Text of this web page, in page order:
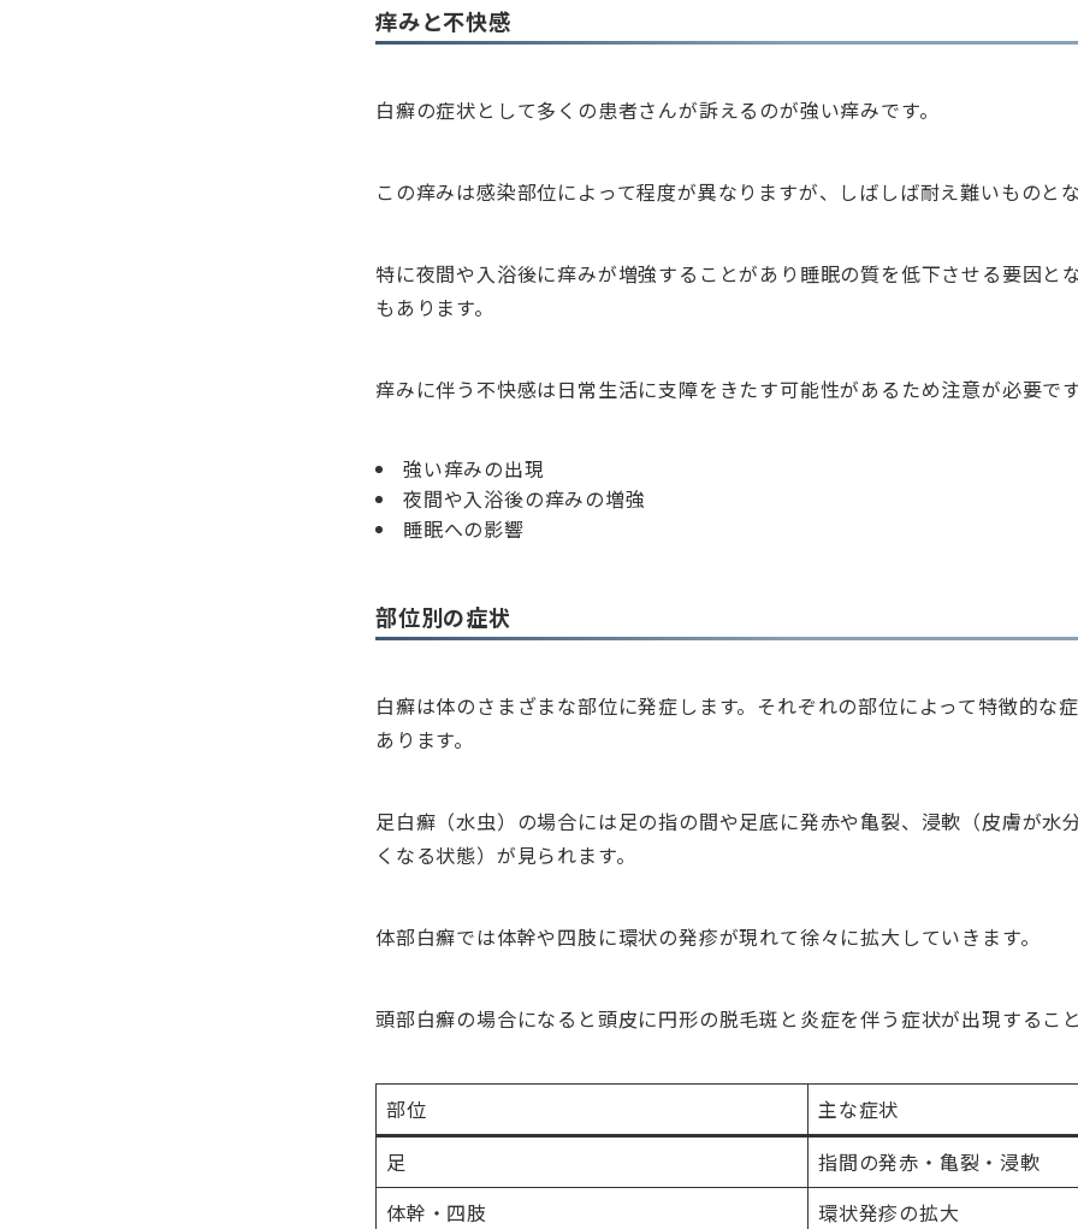
痒みと不快感
白癬の症状として多くの患者さんが訴えるのが強い痒みです。
この痒みは感染部位によって程度が異なりますが、しばしば耐え難いものと
特に夜間や入浴後に痒みが増強することがあり睡眠の質を低下させる要因と
もあります。
痒みに伴う不快感は日常生活に支障をきたす可能性があるため注意が必要で
強い痒みの出現
夜間や入浴後の痒みの増強
睡眠への影響
部位別の症状
白癬は体のさまざまな部位に発症します。それぞれの部位によって特徴的な
あります。
足白癬（水虫）の場合には足の指の間や足底に発赤や亀裂、浸軟（皮膚が水
くなる状態）が見られます。
体部白癬では体幹や四肢に環状の発疹が現れて徐々に拡大していきます。
頭部白癬の場合になると頭皮に円形の脱毛斑と炎症を伴う症状が出現するこ
部位
主な症状
足
指間の発赤・亀裂・浸軟
体幹・四肢
環状発疹の拡大